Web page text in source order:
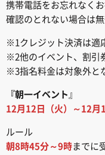
携帯電話をお忘れなくお
確認のとれない場合は無
※1クレジット決済は適
※2他のイベント、割引
※3指名料金は対象外と
『朝一イベント 』
12月12日（火）～12月
ルール
朝8時45分～9時までに